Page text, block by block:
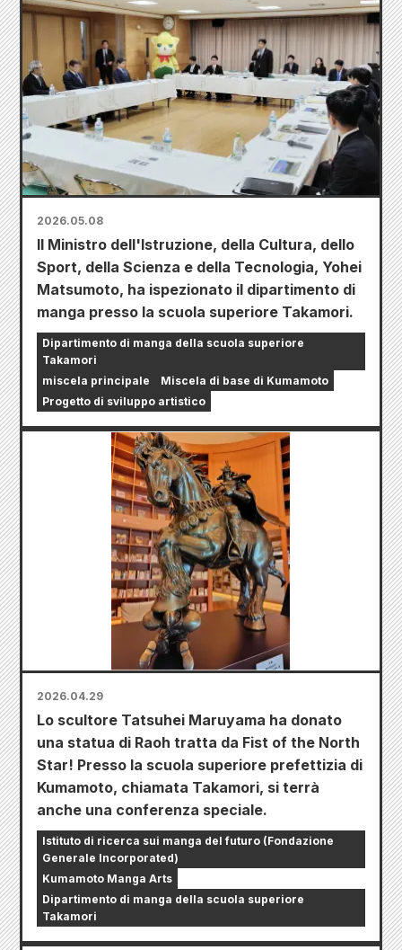
2026.05.08
Il Ministro dell'Istruzione, della Cultura, dello
Sport, della Scienza e della Tecnologia, Yohei
Matsumoto, ha ispezionato il dipartimento di
manga presso la scuola superiore Takamori.
Dipartimento di manga della scuola superiore
Takamori
miscela principale
Miscela di base di Kumamoto
Progetto di sviluppo artistico
2026.04.29
Lo scultore Tatsuhei Maruyama ha donato
una statua di Raoh tratta da Fist of the North
Star! Presso la scuola superiore prefettizia di
Kumamoto, chiamata Takamori, si terrà
anche una conferenza speciale.
Istituto di ricerca sui manga del futuro (Fondazione
Generale Incorporated)
Kumamoto Manga Arts
Dipartimento di manga della scuola superiore
Takamori